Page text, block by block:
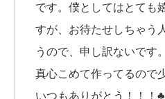
です。僕としてはとても
すが、お待たせしちゃう
うので、申し訳ないです。
真心こめて作ってるので
いつもありがとう！！！♣